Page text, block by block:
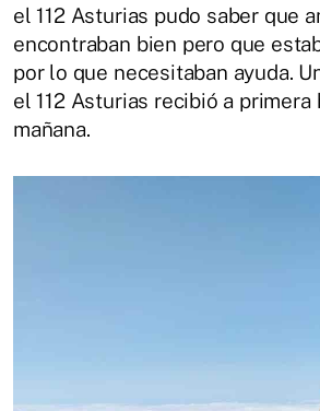
el 112 Asturias pudo saber que
encontraban bien pero que
por lo que necesitaban ayuda.
el 112 Asturias recibió a primera
mañana.